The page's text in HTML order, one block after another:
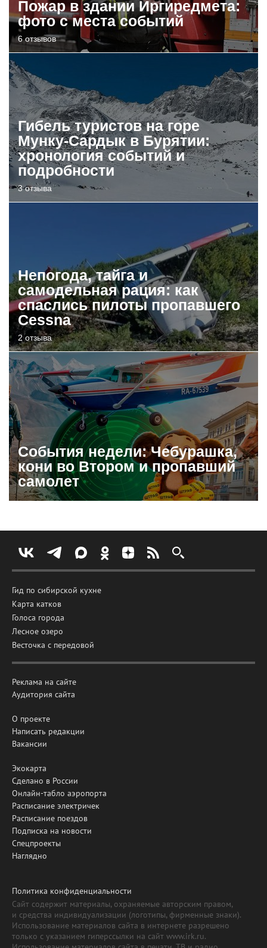
Пожар в здании Иргиредмета:
фото с места событий
6 отзывов
Гибель туристов на горе
Мунку-Сардык в Бурятии:
хронология событий и
подробности
3 отзыва
Непогода, тайга и
самодельная рация: как
спаслись пилоты пропавшего
Cessna
2 отзыва
События недели: Чебурашка,
кони во Втором и пропавший
самолет
Гид по сибирской кухне
Карта катков
Голоса города
Лесное озеро
Весточка с передовой
Реклама на сайте
Аудитория сайта
О проекте
Написать редакции
Вакансии
Экокарта
Сделано в России
Онлайн-табло аэропорта
Расписание электричек
Расписание поездов
Подписка на новости
Спецпроекты
Наглядно
Политика конфиденциальности
Сайт содержит материалы, охраняемые авторским правом,
и средства индивидуализации (логотипы, фирменные знаки).
Использование материалов сайта в интернете разрешено
только с указанием гиперссылки на сайт www.irk.ru.